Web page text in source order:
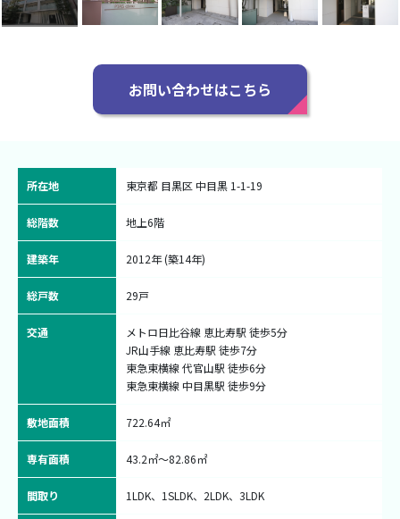
お問い合わせはこちら
所在地 東京都 目黒区 中目黒 1-1-19
総階数 地上6階
建築年 2012年 (築14年)
総戸数 29戸
交通
メトロ日比谷線 恵比寿駅 徒歩5分
JR山手線 恵比寿駅 徒歩7分
東急東横線 代官山駅 徒歩6分
東急東横線 中目黒駅 徒歩9分
敷地面積 722.64㎡
専有面積 43.2㎡〜82.86㎡
間取り 1LDK、1SLDK、2LDK、3LDK